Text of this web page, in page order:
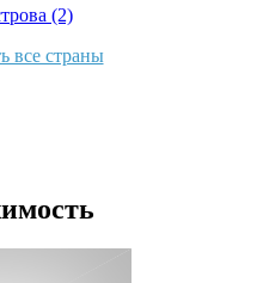
(2)
все страны